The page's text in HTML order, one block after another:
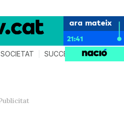
ara mateix
21:41
SOCIETAT SUCCESSOS